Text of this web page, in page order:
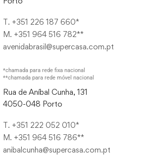
T. +351 226 187 660*
M. +351 964 516 782**
avenidabrasil@supercasa.com.pt
*chamada para rede fixa nacional
**chamada para rede móvel nacional
Rua de Aníbal Cunha, 131
4050-048 Porto
T. +351 222 052 010*
M. +351 964 516 786**
anibalcunha@supercasa.com.pt